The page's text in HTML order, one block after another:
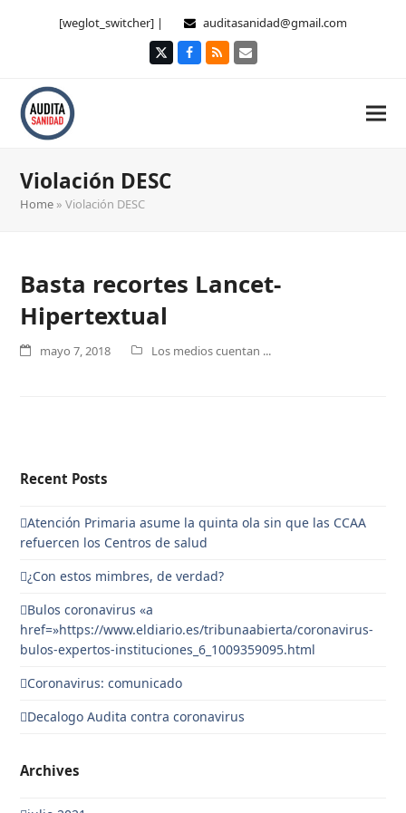
[weglot_switcher] | auditasanidad@gmail.com
TwitterFacebook
RSS Correo
Violación DESC
Home »Violación DESC
Basta recortes Lancet-
Hipertextual
mayo 7, 2018 Los medios cuentan ...
Recent Posts
Atención Primaria asume la quinta ola sin que las CCAA
refuercen los Centros de salud
¿Con estos mimbres, de verdad?
Bulos coronavirus «a
href=»https://www.eldiario.es/tribunaabierta/coronavirus-
bulos-expertos-instituciones_6_1009359095.html
Coronavirus: comunicado
Decalogo Audita contra coronavirus
Archives